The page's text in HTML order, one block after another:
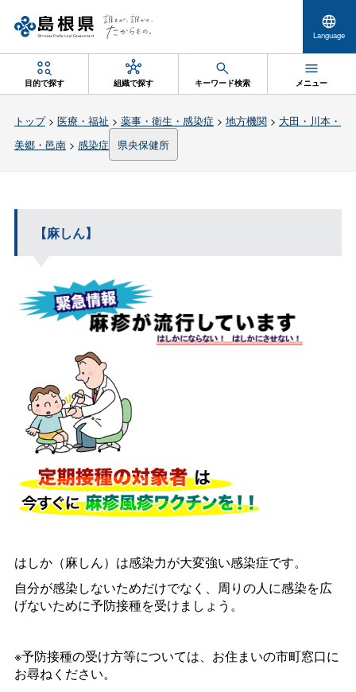
Language
目的で探す 組織で探す キーワード検索 メニュー
トップ> 医療・福祉 > 薬事・衛生・感染症 > 地方機関> 大田・川本・
美郷・邑南> 感染症 県央保健所
【麻しん】
はしか（麻しん）は感染力が大変強い感染症です。
自分が感染しないためだけでなく、周りの人に感染を広
げないために予防接種を受けましょう。
※予防接種の受け方等については、お住まいの市町窓口に
お尋ねください。